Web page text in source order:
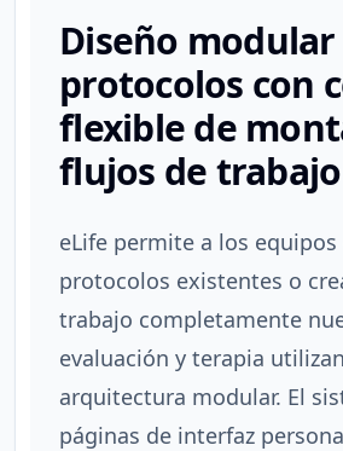
Diseño modular
protocolos con
flexible de
flujos de trabajo
eLife permite a los
protocolos existentes o
trabajo completamente
evaluación y terapia
arquitectura modular. El
páginas de interfaz